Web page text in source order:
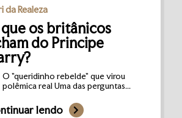
da Realeza
os britânicos
do Principe
O "queridinho rebelde" que virou
polêmica real Uma das perguntas...
lendo